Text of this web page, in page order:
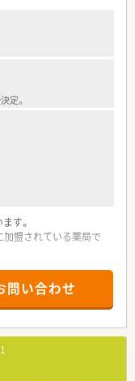
支えているため、地域
方を特に求めておりま
能であり、前向きに業
広くお受け入れいたし
37年から続く歴史と
を併せ持っておりま
局を70店舗以上展開
法人に認定されてお
くりに定評がありま
定。
す。
盟されている薬局で
です。
ます。
問い合わせ